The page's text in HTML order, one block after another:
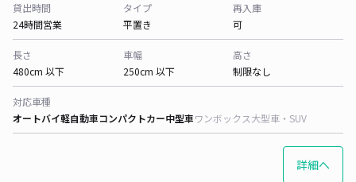
貸出時間
24時間営業
タイプ
平置き
再入庫
可
長さ
480cm 以下
車幅
250cm 以下
高さ
制限なし
対応車種
オートバイ軽自動車コンパクトカー中型車ワンボックス大型車・SUV
詳細へ